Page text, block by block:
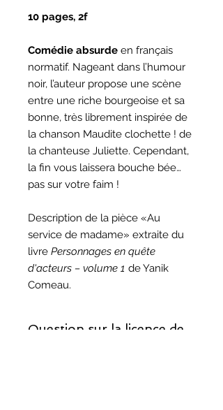
10 pages, 2f
Comédie absurde en français
normatif. Nageant dans l’humour
noir, l’auteur propose une scène
entre une riche bourgeoise et sa
bonne, très librement inspirée de
la chanson Maudite clochette ! de
la chanteuse Juliette. Cependant,
la fin vous laissera bouche bée…
pas sur votre faim !
Description de la pièce «Au
service de madame» extraite du
livre Personnages en quête
d'acteurs – volume 1 de Yanik
Comeau.
Question sur la licence de